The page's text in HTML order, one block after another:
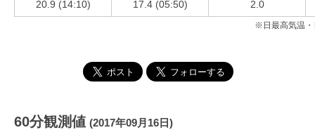
20.9 (14:10) 17.4 (05:50) 2.0
※日最高気温・
60分観測値 (2017年09月16日)